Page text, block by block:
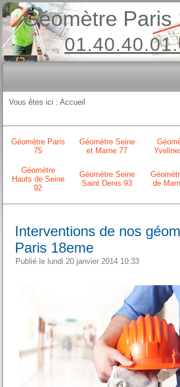
Géomètre Paris
Vous êtes ici :Accueil
Géomètre Paris
75
Géomètre Seine
et Marne 77
Géomètre
Hauts de Seine
92
Géomètre Seine
Saint Denis 93
de
Interventions de nos
Paris 18eme
Publié le lundi 20 janvier 2014 10:33